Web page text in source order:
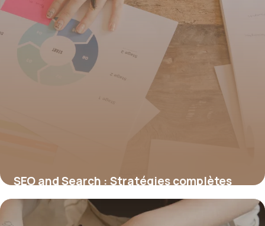
SEO and Search : Stratégies complètes
2026
30 juin 2026